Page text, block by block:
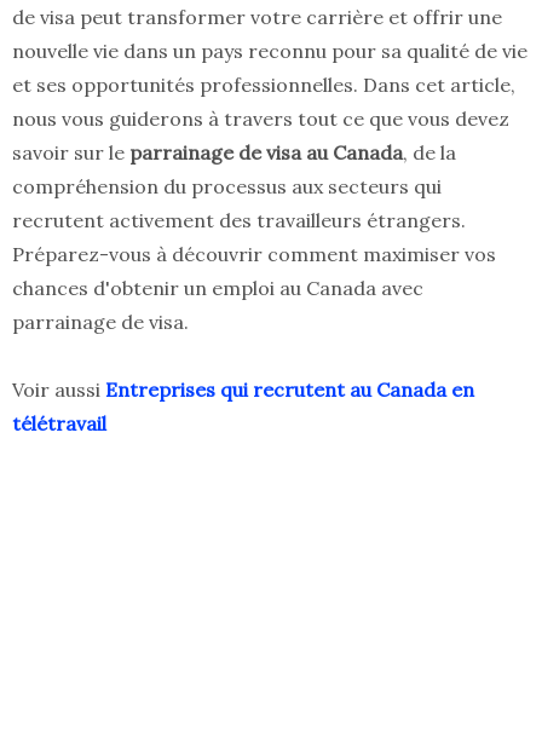
de visa peut transformer votre carrière et offrir une
nouvelle vie dans un pays reconnu pour sa qualité de vie
et ses opportunités professionnelles. Dans cet article,
nous vous guiderons à travers tout ce que vous devez
savoir sur le parrainage de visa au Canada, de la
compréhension du processus aux secteurs qui
recrutent activement des travailleurs étrangers.
Préparez-vous à découvrir comment maximiser vos
chances d'obtenir un emploi au Canada avec
parrainage de visa.
Voir aussi Entreprises qui recrutent au Canada en
télétravail